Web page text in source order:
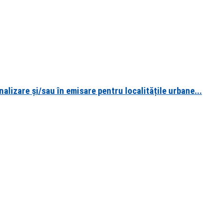
și/sau în emisare pentru localitățile urbane...